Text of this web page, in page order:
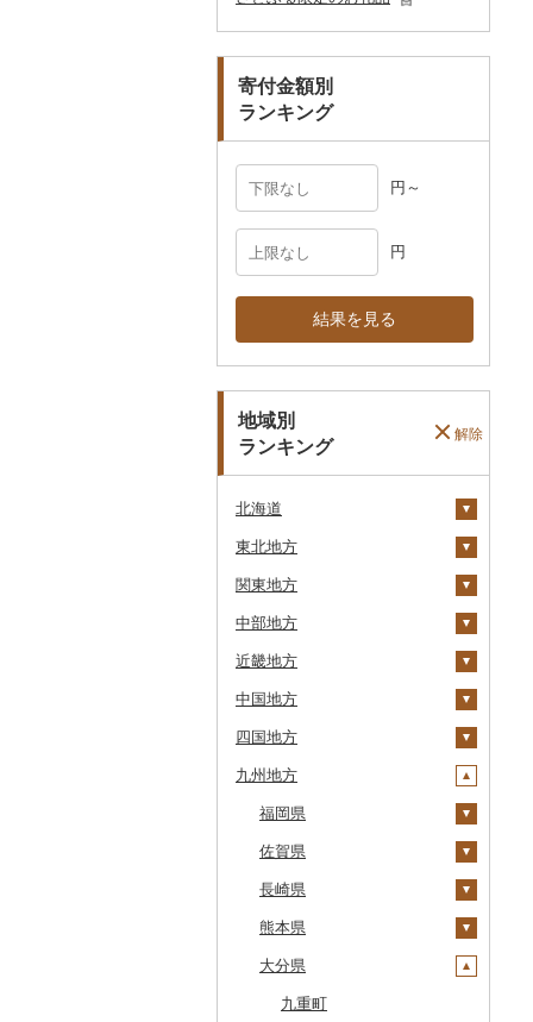
ペット用品
その他雑貨
マフラー・手袋
寄付金額別
ランキング
円～
円
結果を見る
地域別
ランキング
解除
北海道
安平町
八雲町
鹿部町
江差町
白老町
せたな町
旭川市
森町
稚内市
標津町
清里町
北斗市
留萌市
東北地方
青森県
十和田市
大鰐町
南部町
五戸町
藤崎町
六ヶ所村
東北町
三戸町
東通村
黒石市
おいらせ町
岩手県
宮古市
軽米町
岩手町
矢巾町
釜石市
野田村
普代村
一戸町
陸前高田市
紫波町
宮城県
柴田町
色麻町
丸森町
大衡村
加美町
利府町
白石市
登米市
山元町
秋田県
大潟村
横手市
能代市
小坂町
仙北市
井川町
潟上市
三種町
山形県
村山市
尾花沢市
上山市
河北町
酒田市
新庄市
長井市
福島県
天栄村
広野町
鏡石町
須賀川市
小野町
棚倉町
関東地方
茨城県
土浦市
取手市
つくば市
稲敷市
潮来市
五霞町
北茨城市
境町
かすみがうら市
牛久市
栃木県
那須塩原市
市貝町
塩谷町
上三川町
佐野市
真岡市
高根沢町
大田原市
栃木市
群馬県
榛東村
下仁田町
玉村町
安中市
川場村
昭和村
甘楽町
明和町
埼玉県
春日部市
蕨市
戸田市
毛呂山町
久喜市
ふじみ野市
川島町
千葉県
勝浦市
袖ケ浦市
我孫子市
長柄町
芝山町
八千代市
東京都
八王子市
日野市
昭島市
武蔵村山市
葛飾区
神奈川県
南足柄市
松田町
大井町
中井町
中部地方
新潟県
十日町市
弥彦村
阿賀町
出雲崎町
魚沼市
佐渡市
燕市
南魚沼市
関川村
富山県
射水市
氷見市
朝日町
高岡市
魚津市
砺波市
入善町
黒部市
石川県
羽咋市
七尾市
白山市
穴水町
輪島市
中能登町
石川県（県庁）
福井県
美浜町
小浜市
越前町
若狭町
鯖江市
高浜町
山梨県
富士吉田市
甲斐市
山梨市
富士川町
大月市
長野県
高森町
御代田町
飯田市
青木村
岐阜県
養老町
八百津町
池田町
静岡県
下田市
静岡市
愛知県
清須市
近畿地方
三重県
鈴鹿市
伊賀市
木曽岬町
多気町
松阪市
桑名市
志摩市
明和町
滋賀県
長浜市
高島市
草津市
近江八幡市
竜王町
甲賀市
湖南市
京都府
宮津市
伊根町
与謝野町
福知山市
亀岡市
城陽市
大阪府
茨木市
豊能町
枚方市
河内長野市
泉佐野市
兵庫県
上郡町
神河町
小野市
太子町
奈良県
曽爾村
河合町
宇陀市
和歌山県
湯浅町
有田市
中国地方
鳥取県
鳥取県（県庁）
米子市
大山町
琴浦町
日野町
鳥取市
北栄町
島根県
雲南市
海士町
津和野町
飯南町
安来市
知夫村
岡山県
津山市
西粟倉村
久米南町
真庭市
新見市
広島県
安芸太田町
世羅町
大竹市
廿日市市
山口県
柳井市
平生町
山口県（県庁）
四国地方
徳島県
阿波市
牟岐町
那賀町
三好市
鳴門市
藍住町
香川県
高松市
直島町
さぬき市
多度津町
三豊市
愛媛県
今治市
鬼北町
西予市
八幡浜市
高知県
香美市
馬路村
芸西村
九州地方
福岡県
那珂川市
添田町
大刀洗町
朝倉市
苅田町
佐賀県
嬉野市
佐賀県（県庁）
唐津市
江北町
長崎県
松浦市
時津町
諫早市
熊本県
上天草市
湯前町
大分県
九重町